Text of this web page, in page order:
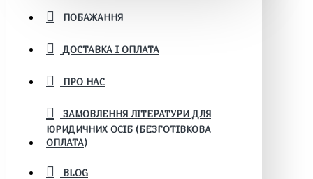
ПОБАЖАННЯ
ДОСТАВКА І ОПЛАТА
ПРО НАС
ЗАМОВЛЕННЯ ЛІТЕРАТУРИ ДЛЯ
ЮРИДИЧНИХ ОСІБ (БЕЗГОТІВКОВА
ОПЛАТА)
BLOG